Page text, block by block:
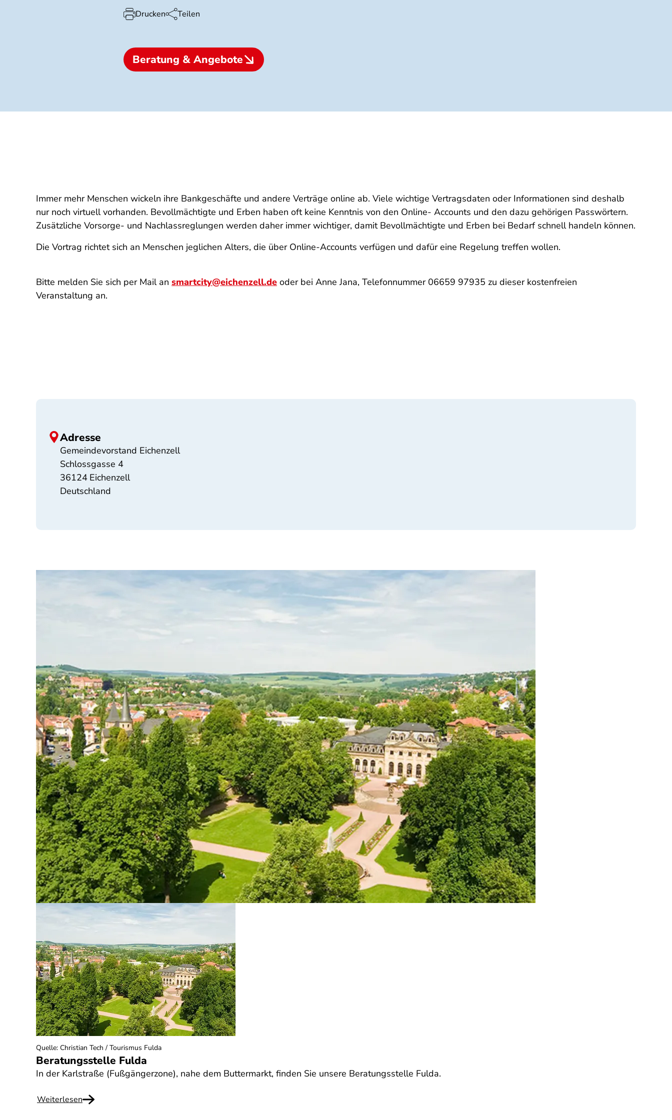
Drucken Teilen
Beratung & Angebote
Immer mehr Menschen wickeln ihre Bankgeschäfte und andere Verträge online ab. Viele wichtige Vertragsdaten oder Informationen sind deshalb
nur noch virtuell vorhanden. Bevollmächtigte und Erben haben oft keine Kenntnis von den Online- Accounts und den dazu gehörigen Passwörtern.
Zusätzliche Vorsorge- und Nachlassreglungen werden daher immer wichtiger, damit Bevollmächtigte und Erben bei Bedarf schnell handeln können.
Die Vortrag richtet sich an Menschen jeglichen Alters, die über Online-Accounts verfügen und dafür eine Regelung treffen wollen.
Bitte melden Sie sich per Mail an smartcity@eichenzell.de oder bei Anne Jana, Telefonnummer 06659 97935 zu dieser kostenfreien
Veranstaltung an.
Adresse
Gemeindevorstand Eichenzell
Schlossgasse 4
36124 Eichenzell
Deutschland
Beratungsstelle Fulda
In der Karlstraße (Fußgängerzone), nahe dem Buttermarkt, finden Sie unsere Beratungsstelle Fulda.
Weiterlesen
Quelle: Christian Tech / Tourismus Fulda